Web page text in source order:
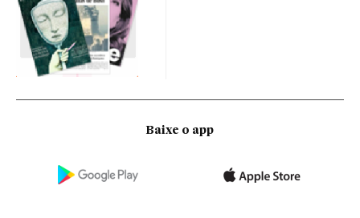
Baixe o app